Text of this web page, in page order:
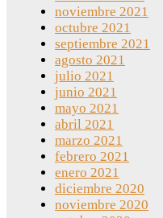
noviembre 2021
octubre 2021
septiembre 2021
agosto 2021
julio 2021
junio 2021
mayo 2021
abril 2021
marzo 2021
febrero 2021
enero 2021
diciembre 2020
noviembre 2020